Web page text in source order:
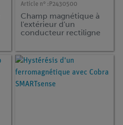
Article n° : P2430500
Champ magnétique à
l'extérieur d'un
conducteur rectiligne